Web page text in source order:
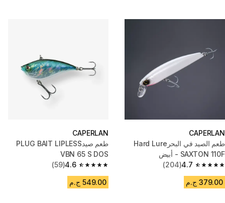
CAPERLAN
طعم الصيد في البحرHard Lure
SAXTON 110F - أبيض
4.7
4.7 out of 5 stars from 204 reviews
(204)
379.00 ج.م
CAPERLAN
طعم صيدPLUG BAIT LIPLESS
VBN 65 S DOS
4.6
4.6 out of 5 stars from 59 reviews
(59)
549.00 ج.م